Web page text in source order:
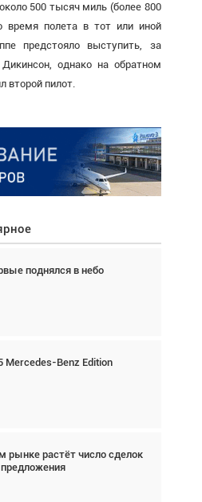
500 тысяч миль (более 800
время полета в тот или иной
предстояло выступить, за
однако на обратном
второй пилот.
поднялся в небо
Mercedes-Benz Edition
рынке растёт число сделок
вертолётов и БПЛА в
Дэйв Кох: «Фотография
а ИИ всё портит»
мира наблюдался подъём,